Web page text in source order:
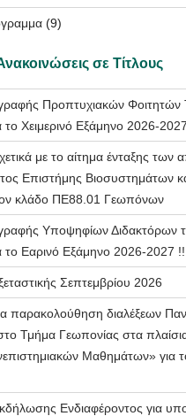
(9)
σε Τίτλους
Προπτυχιακών Φοιτητών
το Χειμερινό Εξάμηνο 2026-2027
με το αίτημα ένταξης των
Επιστήμης Βιοσυστημάτων
κλάδο ΠΕ88.01 Γεωπόνων
Υποψηφίων Διδακτόρων
το Εαρινό Εξάμηνο 2026-2027 !!
Σεπτεμβρίου 2026
παρακολούθηση διαλέξεων
Τμήμα Γεωπονίας στα
Μαθημάτων» για
Ενδιαφέροντος για